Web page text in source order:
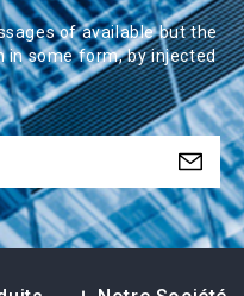
of available but the
some form, by injected